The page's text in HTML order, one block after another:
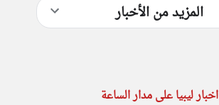
المزيد من الأخبار
اخبار ليبيا على مدار الساعة